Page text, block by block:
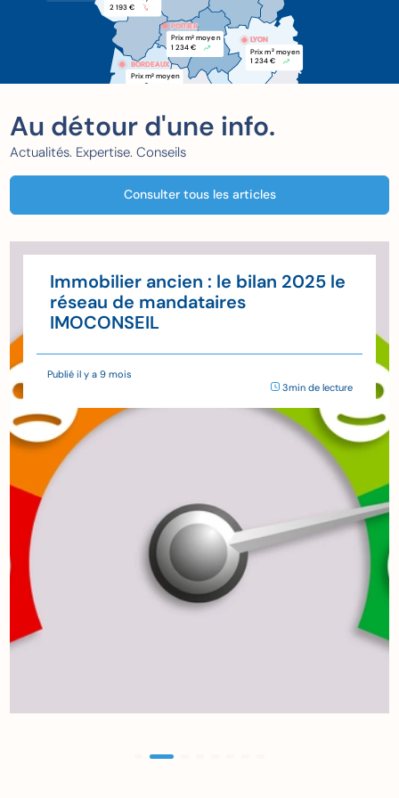
2 193 €
BORDEAUX
BORDEAUX
Prix m2 moyen
xxx €
POITIER
POITIER
Prix m2 moyen
1 234 €
LYON
Prix m2 moyen
1 234 €
Au détour d'une info.
Actualités. Expertise. Conseils
Consulter tous les articles
Immobilier ancien : le bilan 2025 le
réseau de mandataires
IMOCONSEIL
Publié il y a 9 mois
3min de lecture